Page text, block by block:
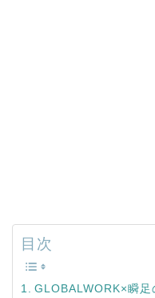
目次
GLOBALWORK×瞬